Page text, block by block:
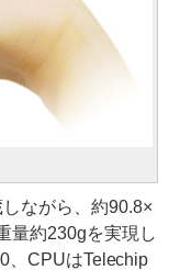
ながら、約90.8×
量約230gを実現し
、CPUはTelechip